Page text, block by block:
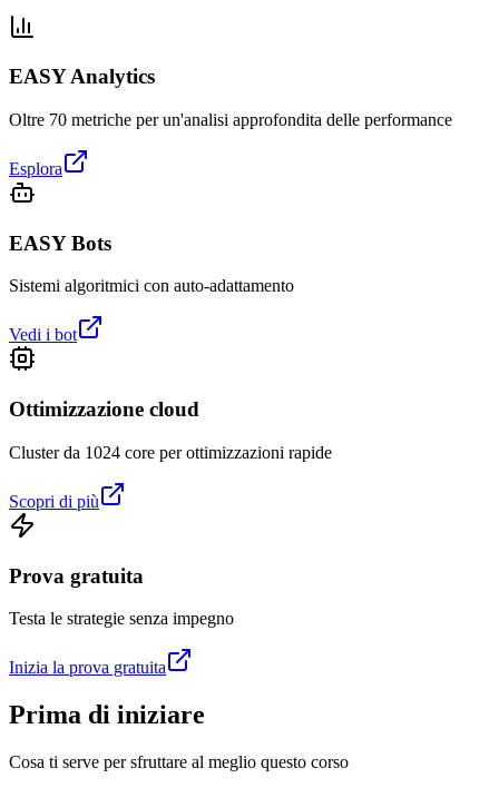
EASY Analytics
Oltre 70 metriche per un'analisi approfondita delle performance
Esplora
EASY Bots
Sistemi algoritmici con auto-adattamento
Vedi i bot
Ottimizzazione cloud
Cluster da 1024 core per ottimizzazioni rapide
Scopri di più
Prova gratuita
Testa le strategie senza impegno
Inizia la prova gratuita
Prima di iniziare
Cosa ti serve per sfruttare al meglio questo corso